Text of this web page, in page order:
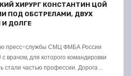
ХИРУРГ КОНСТАНТИН ЦОЙ
ПОД ОБСТРЕЛАМИ, ДВУХ
ДОЛГЕ
пресс-службы СМЦ ФМБА России
врачом, для которого командировки
стали частью профессии. Дорога …